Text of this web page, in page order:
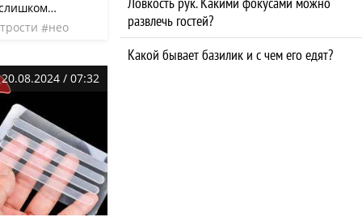
Как носить
так, чтобы
материалы,
интеллектом.
нео
20.08.2024 / 07:32
развлечь гостей?
Какой бывает базилик и с чем его едят?